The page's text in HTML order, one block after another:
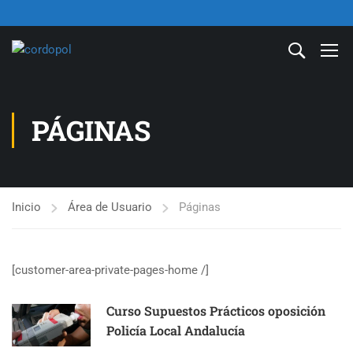
PÁGINAS
Inicio Área de Usuario Páginas
[customer-area-private-pages-home /]
Curso Supuestos Prácticos oposición
Policía Local Andalucía